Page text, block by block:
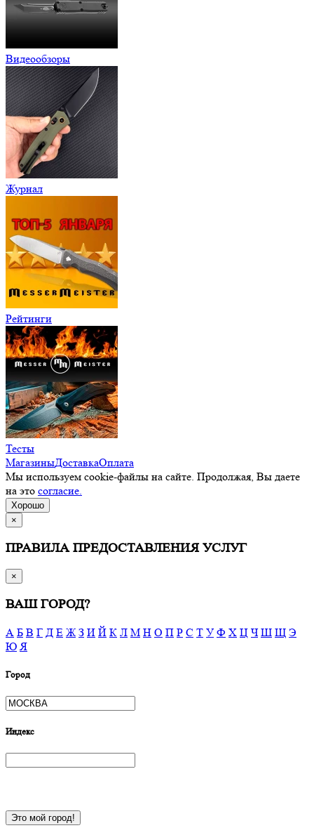
Видеообзоры
Журнал
Рейтинги
Тесты
МагазиныДоставкаОплата
Мы используем cookie-файлы на сайте. Продолжая, Вы даете
на это согласие.
Хорошо
×
ПРАВИЛА ПРЕДОСТАВЛЕНИЯ УСЛУГ
×
ВАШ ГОРОД?
А Б В Г Д Е Ж З И Й К Л М Н О П Р С Т У Ф Х Ц Ч Ш Щ Э
Ю Я
Город
Индекс
Это мой город!